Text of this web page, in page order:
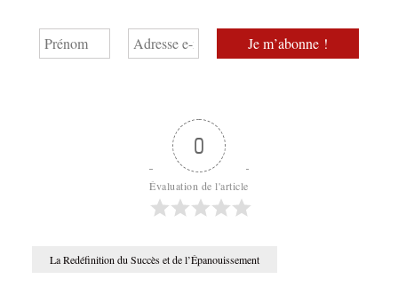
18 novembre 2024
1 Min. de lecture 1 commentaire
0
Évaluation de l'article
La Redéfinition du Succès et de l’Épanouissement